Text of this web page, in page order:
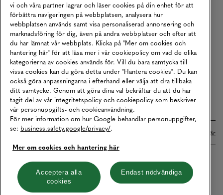
Karriär
Vårt Ansvar
Våra Tjänster
Press
Studentrabatt
B2B
Tillgänglighetsredogörelse
Betalningar online sköts i samarbete med Klarna. Läs mer här
Cookies Integritetspolicy
Hantera cookies
vi och våra partner lagrar och läser cookies på din enhet för att
förbättra navigeringen på webbplatsen, analysera hur
webbplatsen används samt visa personaliserad annonsering och
marknadsföring för dig, även på andra webbplatser och efter att
du har lämnat vår webbplats. Klicka på "Mer om cookies och
hantering här" för att läsa mer i vår cookiepolicy om vad de olika
kategorierna av cookies används för. Vill du bara samtycka till
vissa cookies kan du göra detta under "Hantera cookies". Du kan
också göra anpassningarna i efterhand eller välja att dra tillbaka
ditt samtycke. Genom att göra dina val bekräftar du att du har
tagit del av vår integritetspolicy och cookiepolicy som beskriver
vår personuppgifts- och cookieanvändning.
För mer information om hur Google behandlar personuppgifter,
se: business.safety.google/privacy/.
Mer om cookies och hantering här
Acceptera alla
cookies
Endast nödvändiga